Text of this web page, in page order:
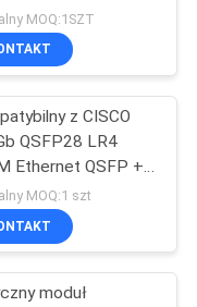
MOQ:1SZT
z CISCO
QSFP28 LR4
Ethernet QSFP +
MOQ:1 szt
moduł